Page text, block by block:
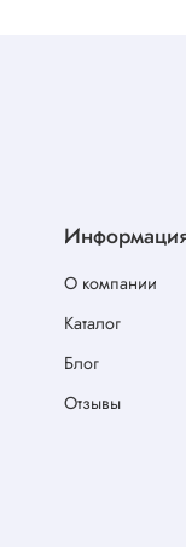
О компании
Каталог
Блог
Отзывы